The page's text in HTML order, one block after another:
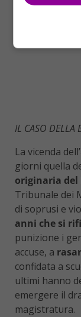
IL CASO DELLA
La vicenda
giorni quella
originaria del
Tribunale dei
di soprusi e
anni che si
punizione i
accuse, a
confidata a
ultimi hanno
emergere il
magistratura.